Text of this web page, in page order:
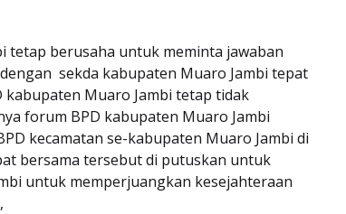
tetap berusaha untuk meminta jawaban
sekda kabupaten Muaro Jambi tepat
kabupaten Muaro Jambi tetap tidak
forum BPD kabupaten Muaro Jambi
kecamatan se-kabupaten Muaro Jambi di
bersama tersebut di putuskan untuk
untuk memperjuangkan kesejahteraan